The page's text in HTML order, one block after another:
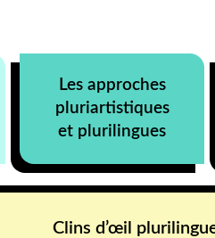
Les approches
pluriartistiques
et plurilingues
Clins d’œil